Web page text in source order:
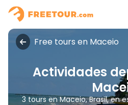
Free tours en Maceio
Actividades
3 tours en Maceio, Brasil, en